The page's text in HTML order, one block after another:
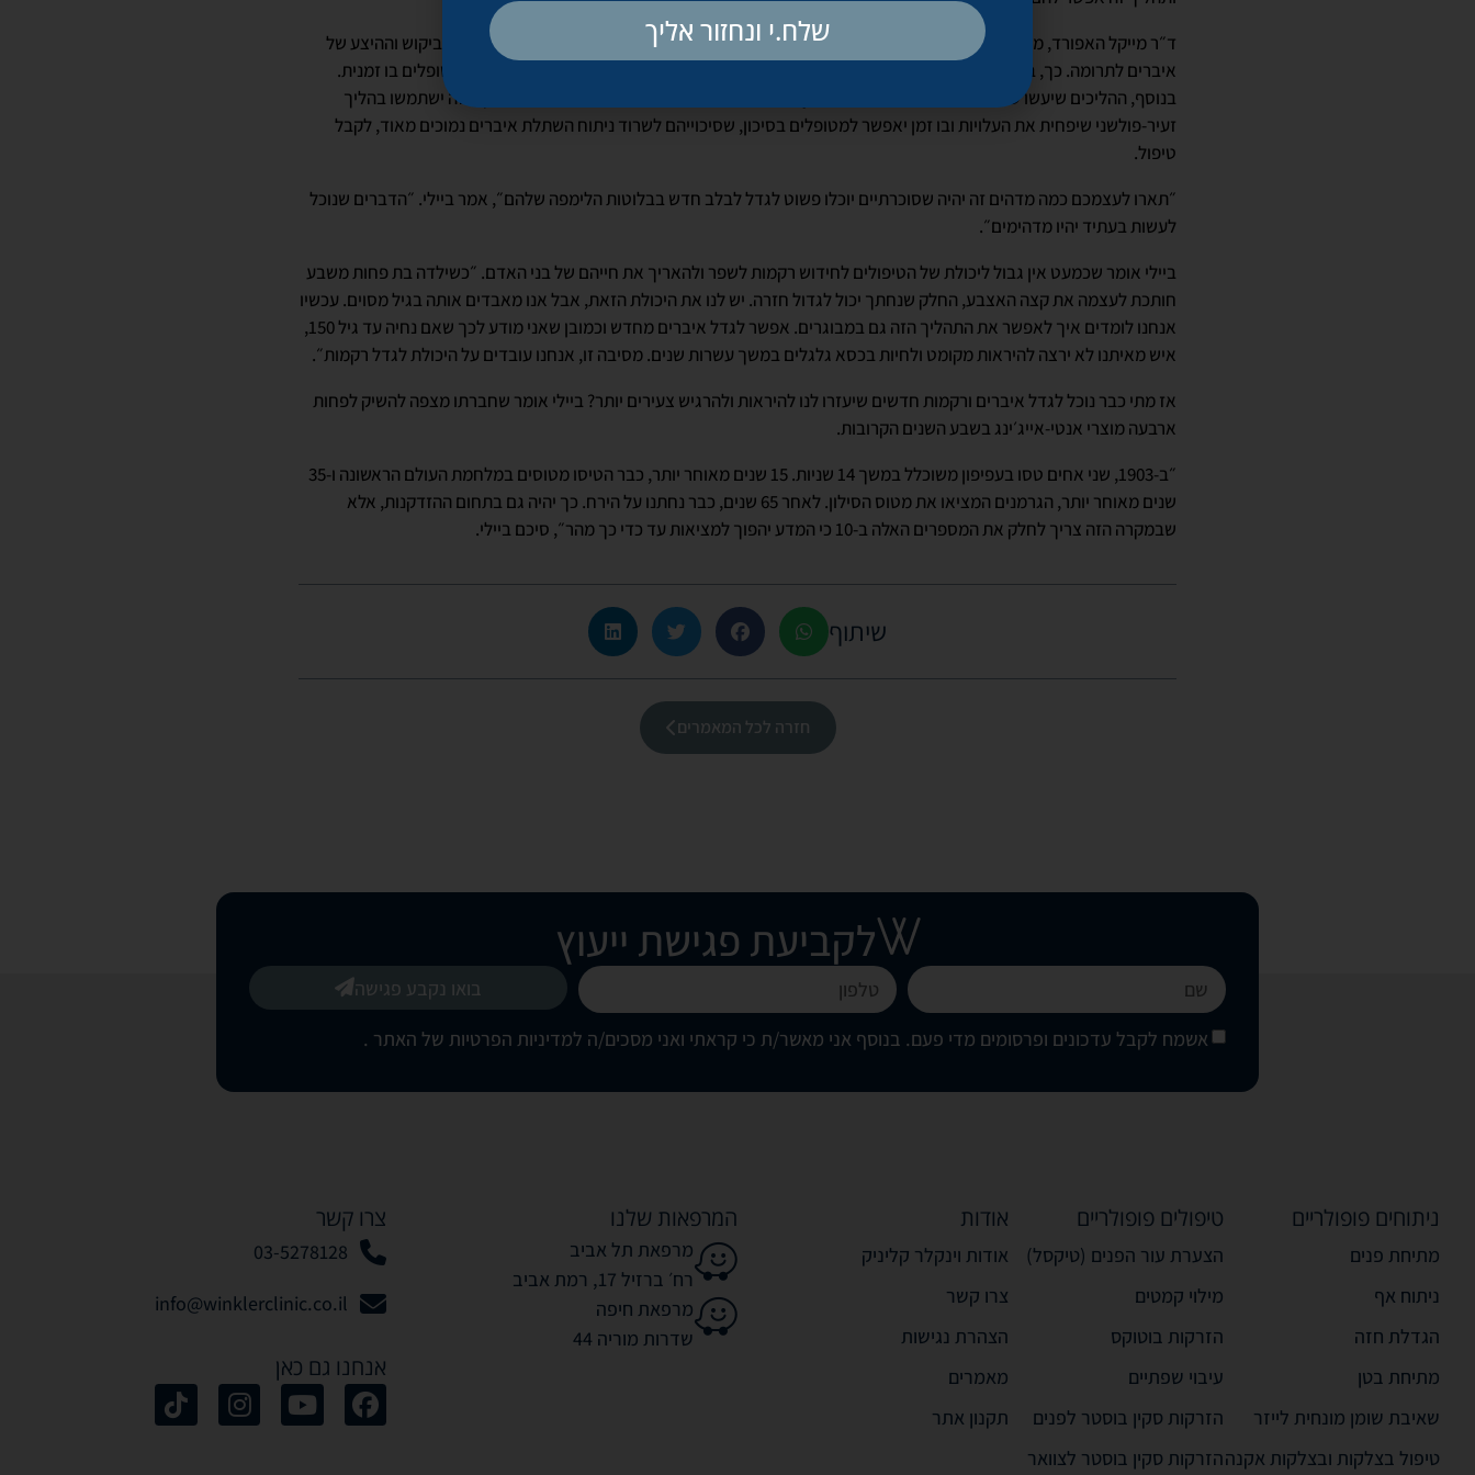
ד״ר מייקל האפורד, מנכ״ל LyGenesis, אמר שהטכנולוגיה של החברה יכולה לפתור את חוסר האיזון שקיים בין הביקוש וההיצע של
איברים לתרומה. כך, במקום שאיבר אחד יספיק למטופל אחד בלבד, איבר אחד יוכל לשמש לטיפול בעשרות מטופלים בו זמנית.
בנוסף, ההליכים שיעשו שימוש בטכנולוגיה של LyGenesis לא יצריכו ניתוח השתלה, לדברי האפורד, ובמקום זה ישתמשו בהליך
זעיר-פולשני שיפחית את העלויות ובו זמן יאפשר למטופלים בסיכון, שסיכוייהם לשרוד ניתוח השתלת איברים נמוכים מאוד, לקבל
טיפול.
״תארו לעצמכם כמה מדהים זה יהיה שסוכרתיים יוכלו פשוט לגדל לבלב חדש בבלוטות הלימפה שלהם״, אמר ביילי. ״הדברים שנוכל
לעשות בעתיד יהיו מדהימים״.
ביילי אומר שכמעט אין גבול ליכולת של הטיפולים לחידוש רקמות לשפר ולהאריך את חייהם של בני האדם. ״כשילדה בת פחות משבע
חותכת לעצמה את קצה האצבע, החלק שנחתך יכול לגדול חזרה. יש לנו את היכולת הזאת, אבל אנו מאבדים אותה בגיל מסוים. עכשיו
אנחנו לומדים איך לאפשר את התהליך הזה גם במבוגרים. אפשר לגדל איברים מחדש וכמובן שאני מודע לכך שאם נחיה עד גיל 150,
איש מאיתנו לא ירצה להיראות מקומט ולחיות בכסא גלגלים במשך עשרות שנים. מסיבה זו, אנחנו עובדים על היכולת לגדל רקמות״.
אז מתי כבר נוכל לגדל איברים ורקמות חדשים שיעזרו לנו להיראות ולהרגיש צעירים יותר? ביילי אומר שחברתו מצפה להשיק לפחות
ארבעה מוצרי אנטי-אייג׳ינג בשבע השנים הקרובות.
״ב-1903, שני אחים טסו בעפיפון משוכלל במשך 14 שניות. 15 שנים מאוחר יותר, כבר הטיסו מטוסים במלחמת העולם הראשונה ו-35
שנים מאוחר יותר, הגרמנים המציאו את מטוס הסילון. לאחר 65 שנים, כבר נחתנו על הירח. כך יהיה גם בתחום ההזדקנות, אלא
שבמקרה הזה צריך לחלק את המספרים האלה ב-10 כי המדע יהפוך למציאות עד כדי כך מהר״, סיכם ביילי.
שיתוף
חזרה לכל המאמרים
לקביעת פגישת ייעוץ
אשמח לקבל עדכונים ופרסומים מדי פעם. בנוסף אני מאשר/ת כי קראתי ואני מסכים/ה למדיניות הפרטיות של האתר .
בואו נקבע פגישה
ניתוחים פופולריים
מתיחת פנים
ניתוח אף
הגדלת חזה
מתיחת בטן
שאיבת שומן מונחית לייזר
טיפול בצלקות ובצלקות אקנה
טיפולים פופולריים
הצערת עור הפנים (טיקסל)
מילוי קמטים
הזרקות בוטוקס
עיבוי שפתיים
הזרקות סקין בוסטר לפנים
הזרקות סקין בוסטר לצוואר
אודות
אודות וינקלר קליניק
צרו קשר
הצהרת נגישות
מאמרים
תקנון אתר
המרפאות שלנו
מרפאת תל אביב
רח׳ ברזיל 17, רמת אביב
מרפאת חיפה
שדרות מוריה 44
צרו קשר
03-5278128
info@winklerclinic.co.il
אנחנו גם כאן
שלח.י ונחזור אליך